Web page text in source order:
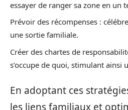
essayer de ranger sa zone en un
Prévoir des récompenses :
une sortie familiale.
Créer des chartes de
s’occupe de quoi, stimulant ainsi
En adoptant ces
les liens familiaux et